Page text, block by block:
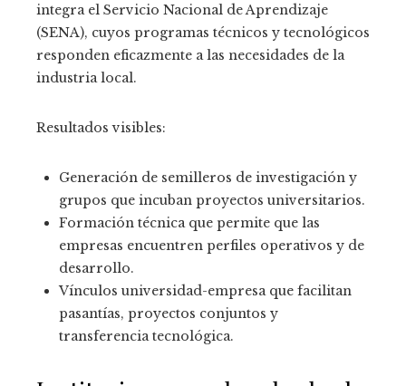
integra el Servicio Nacional de Aprendizaje
(SENA), cuyos programas técnicos y tecnológicos
responden eficazmente a las necesidades de la
industria local.
Resultados visibles:
Generación de semilleros de investigación y
grupos que incuban proyectos universitarios.
Formación técnica que permite que las
empresas encuentren perfiles operativos y de
desarrollo.
Vínculos universidad-empresa que facilitan
pasantías, proyectos conjuntos y
transferencia tecnológica.